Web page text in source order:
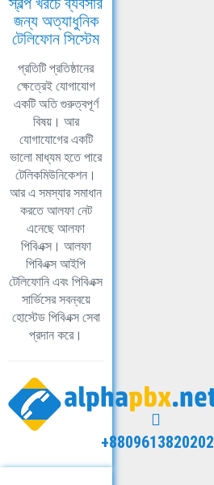
জন্য অত্যাধুনিক
টেলিফোন সিস্টেম
প্রতিটি প্রতিষ্ঠানের
ক্ষেত্রেই যোগাযোগ
একটি অতি গুরুত্বপূর্ণ
বিষয়। আর
যোগাযোগের একটি
ভালো মাধ্যম হতে পারে
টেলিকমিউনিকেশন।
আর এ সমস্যার সমাধান
করতে আলফা নেট
এনেছে আলফা
পিবিএক্স। আলফা
পিবিএক্স আইপি
টেলিফোনি এবং পিবিএক্স
সার্ভিসের সবন্বয়ে
হোস্টেড পিবিএক্স সেবা
প্রদান করে।
+8809613820202